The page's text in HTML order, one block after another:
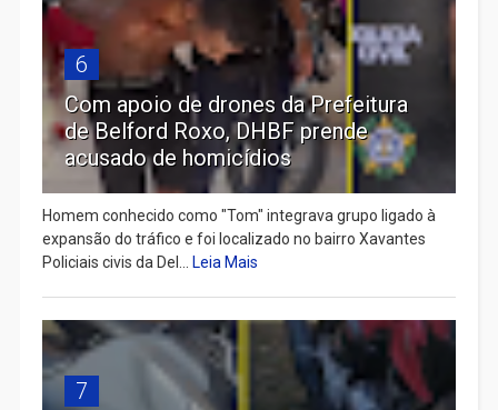
6
Com apoio de drones da Prefeitura
de Belford Roxo, DHBF prende
acusado de homicídios
Homem conhecido como "Tom" integrava grupo ligado à
expansão do tráfico e foi localizado no bairro Xavantes
Policiais civis da Del...
Leia Mais
7